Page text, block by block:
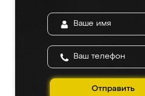
Отправить